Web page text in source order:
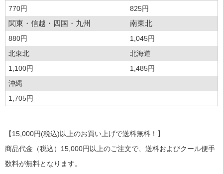
770円 825円
関東・信越・四国・九州 南東北
880円
1,045円
北東北
北海道
1,100円
1,485円
沖縄
1,705円
【15,000円(税込)以上のお買い上げで送料無料！】
商品代金（税込）15,000円以上のご注文で、送料およびクール便手
数料が無料となります。